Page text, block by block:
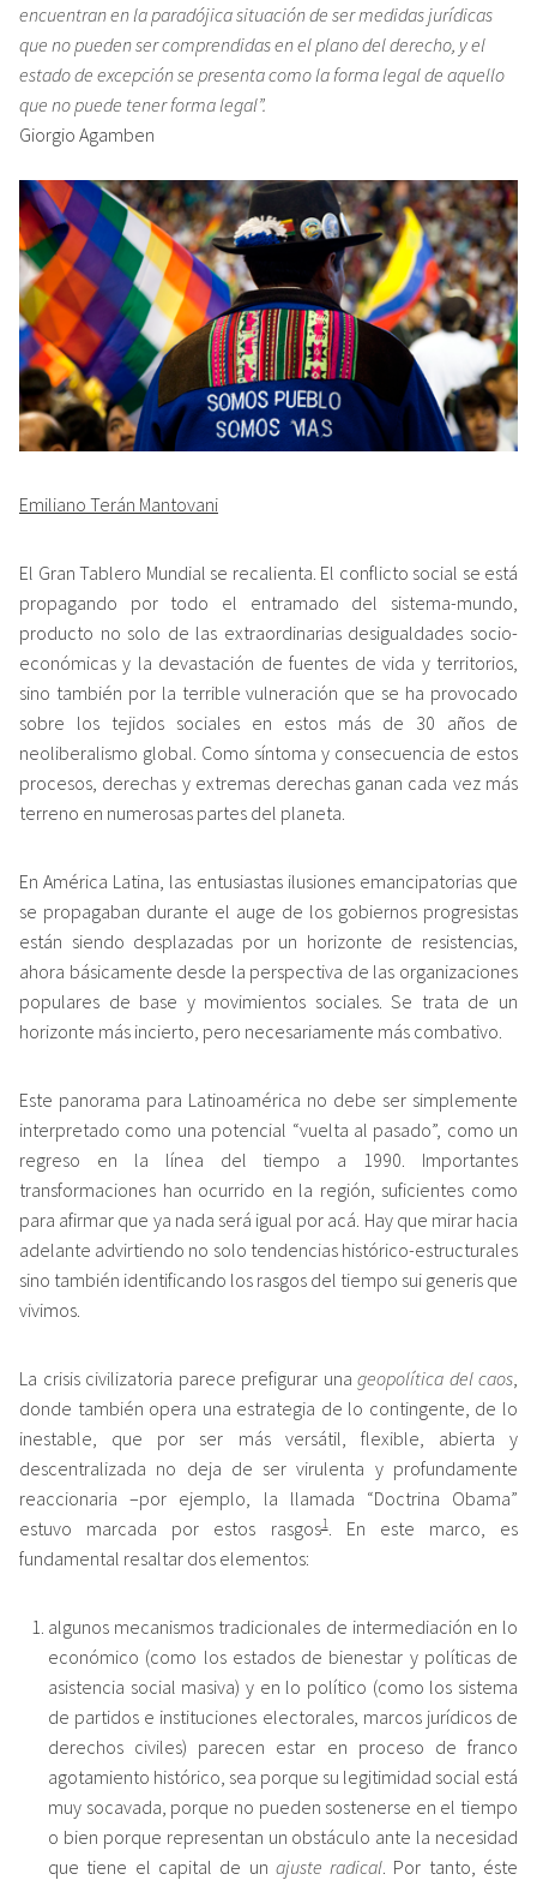
encuentran en la paradójica situación de ser medidas jurídicas
que no pueden ser comprendidas en el plano del derecho, y el
estado de excepción se presenta como la forma legal de aquello
que no puede tener forma legal”.
Giorgio Agamben
Emiliano Terán Mantovani
El Gran Tablero Mundial se recalienta. El conflicto social se está
propagando por todo el entramado del sistema-mundo,
producto no solo de las extraordinarias desigualdades socio-
económicas y la devastación de fuentes de vida y territorios,
sino también por la terrible vulneración que se ha provocado
sobre los tejidos sociales en estos más de 30 años de
neoliberalismo global. Como síntoma y consecuencia de estos
procesos, derechas y extremas derechas ganan cada vez más
terreno en numerosas partes del planeta.
En América Latina, las entusiastas ilusiones emancipatorias que
se propagaban durante el auge de los gobiernos progresistas
están siendo desplazadas por un horizonte de resistencias,
ahora básicamente desde la perspectiva de las organizaciones
populares de base y movimientos sociales. Se trata de un
horizonte más incierto, pero necesariamente más combativo.
Este panorama para Latinoamérica no debe ser simplemente
interpretado como una potencial “vuelta al pasado”, como un
regreso en la línea del tiempo a 1990. Importantes
transformaciones han ocurrido en la región, suficientes como
para afirmar que ya nada será igual por acá. Hay que mirar hacia
adelante advirtiendo no solo tendencias histórico-estructurales
sino también identificando los rasgos del tiempo sui generis que
vivimos.
La crisis civilizatoria parece prefigurar una geopolítica del caos,
donde también opera una estrategia de lo contingente, de lo
inestable, que por ser más versátil, flexible, abierta y
descentralizada no deja de ser virulenta y profundamente
reaccionaria –por ejemplo, la llamada “Doctrina Obama”
estuvo marcada por estos rasgos1. En este marco, es
fundamental resaltar dos elementos:
algunos mecanismos tradicionales de intermediación en lo
económico (como los estados de bienestar y políticas de
asistencia social masiva) y en lo político (como los sistema
de partidos e instituciones electorales, marcos jurídicos de
derechos civiles) parecen estar en proceso de franco
agotamiento histórico, sea porque su legitimidad social está
muy socavada, porque no pueden sostenerse en el tiempo
o bien porque representan un obstáculo ante la necesidad
que tiene el capital de un ajuste radical. Por tanto, éste